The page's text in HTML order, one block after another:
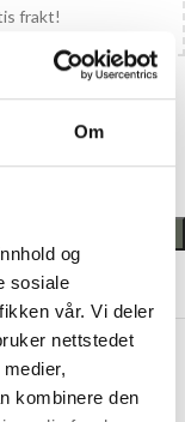
Om
og
sosiale
vår. Vi deler
nettstedet
kombinere den
frakt!